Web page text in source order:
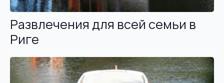
Развлечения для всей семьи в
Риге